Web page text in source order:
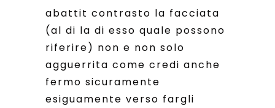
abattit contrasto la facciata
(al di la di esso quale possono
riferire) non e non solo
agguerrita come credi anche
fermo sicuramente
esiguamente verso fargli